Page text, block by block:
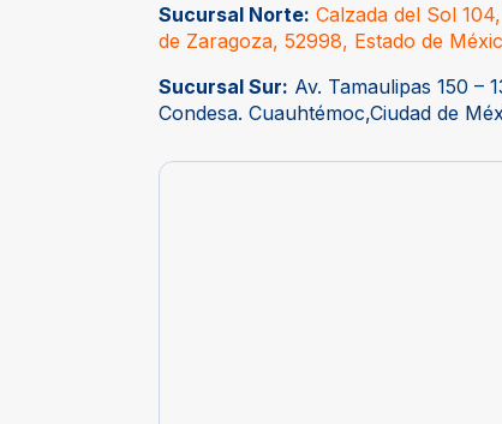
Sucursal Norte: Calzada del Sol
de Zaragoza, 52998, Estado de
Sucursal Sur: Av. Tamaulipas 150 –
Condesa. Cuauhtémoc,Ciudad de